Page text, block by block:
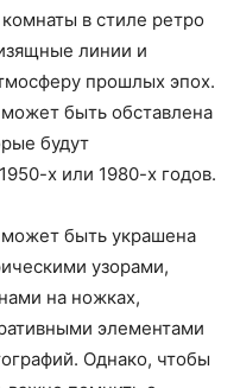
в стиле ретро
линии и
прошлых эпох.
быть обставлена
будут
х или 1980-х годов.
может быть украшена
узорами,
на ножках,
элементами
Однако, чтобы